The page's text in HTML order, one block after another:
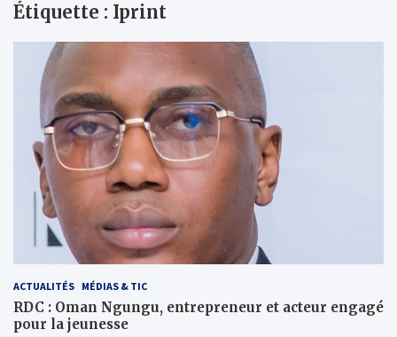
Étiquette : Iprint
ACTUALITÉS MÉDIAS & TIC
RDC : Oman Ngungu, entrepreneur et acteur engagé
pour la jeunesse